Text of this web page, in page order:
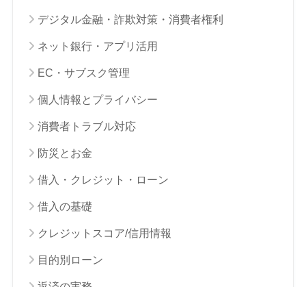
デジタル金融・詐欺対策・消費者権利
ネット銀行・アプリ活用
EC・サブスク管理
個人情報とプライバシー
消費者トラブル対応
防災とお金
借入・クレジット・ローン
借入の基礎
クレジットスコア/信用情報
目的別ローン